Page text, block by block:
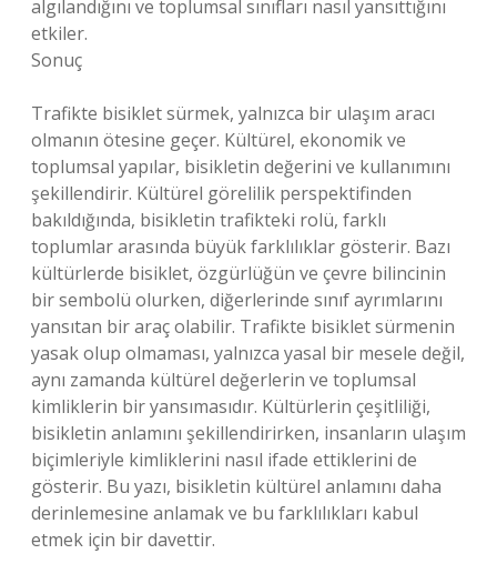
algılandığını ve toplumsal sınıfları nasıl yansıttığını
etkiler.
Sonuç
Trafikte bisiklet sürmek, yalnızca bir ulaşım aracı
olmanın ötesine geçer. Kültürel, ekonomik ve
toplumsal yapılar, bisikletin değerini ve kullanımını
şekillendirir. Kültürel görelilik perspektifinden
bakıldığında, bisikletin trafikteki rolü, farklı
toplumlar arasında büyük farklılıklar gösterir. Bazı
kültürlerde bisiklet, özgürlüğün ve çevre bilincinin
bir sembolü olurken, diğerlerinde sınıf ayrımlarını
yansıtan bir araç olabilir. Trafikte bisiklet sürmenin
yasak olup olmaması, yalnızca yasal bir mesele değil,
aynı zamanda kültürel değerlerin ve toplumsal
kimliklerin bir yansımasıdır. Kültürlerin çeşitliliği,
bisikletin anlamını şekillendirirken, insanların ulaşım
biçimleriyle kimliklerini nasıl ifade ettiklerini de
gösterir. Bu yazı, bisikletin kültürel anlamını daha
derinlemesine anlamak ve bu farklılıkları kabul
etmek için bir davettir.